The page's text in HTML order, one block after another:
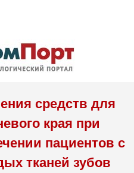
средств для
края при
пациентов с
тканей зубов